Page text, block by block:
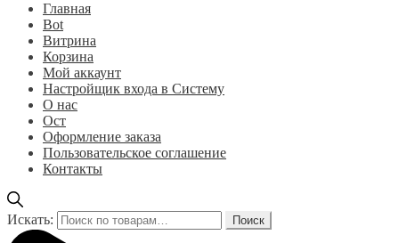
Главная
Bot
Витрина
Корзина
Мой аккаунт
Настройщик входа в Систему
О нас
Ост
Оформление заказа
Пользовательское соглашение
Контакты
Искать: Поиск